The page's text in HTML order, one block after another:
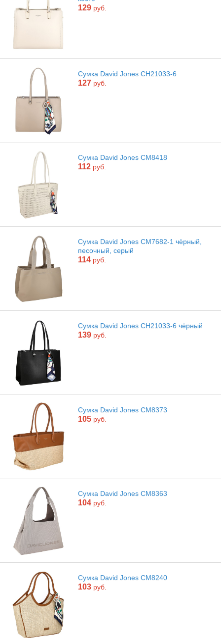
129 руб.
Сумка David Jones CH21033-6
127 руб.
Сумка David Jones CM8418
112 руб.
Сумка David Jones CM7682-1 чёрный,
песочный, серый
114 руб.
Сумка David Jones CH21033-6 чёрный
139 руб.
Сумка David Jones CM8373
105 руб.
Сумка David Jones CM8363
104 руб.
Сумка David Jones CM8240
103 руб.